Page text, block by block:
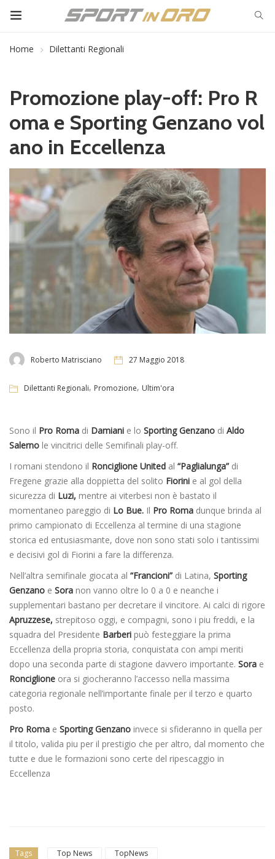
Home Dilettanti Regionali
Promozione play-off: Pro R
oma e Sporting Genzano vol
ano in Eccellenza
Roberto Matrisciano 27 Maggio 2018
Dilettanti Regionali, Promozione, Ultim'ora
Sono il Pro Roma di Damiani e lo Sporting Genzano di Aldo
Salerno le vincitrici delle Semifinali play-off.
I romani stendono il Ronciglione United al “Paglialunga” di
Fregene grazie alla doppietta del solito Fiorini e al gol della
sicurezza di Luzi, mentre ai viterbesi non è bastato il
momentaneo pareggio di Lo Bue. Il Pro Roma dunque brinda al
primo campionato di Eccellenza al termine di una stagione
storica ed entusiasmante, dove non sono stati solo i tantissimi
e decisivi gol di Fiorini a fare la differenza.
Nell’altra semifinale giocata al “Francioni” di Latina, Sporting
Genzano e Sora non vanno oltre lo 0 a 0 e neanche i
supplementari bastano per decretare il vincitore. Ai calci di rigore
Apruzzese, strepitoso oggi, e compagni, sono i piu freddi, e la
squadra del Presidente Barberi può festeggiare la prima
Eccellenza della propria storia, conquistata con ampi meriti
dopo una seconda parte di stagione davvero importante. Sora e
Ronciglione ora si giocheranno l’accesso nella massima
categoria regionale nell’importante finale per il terzo e quarto
posto.
Pro Roma e Sporting Genzano invece si sfideranno in quella per
il titolo, valida piu per il prestigio che per altro, dal momento che
tutte e due le formazioni sono certe del ripescaggio in
Eccellenza
Tags Top News TopNews